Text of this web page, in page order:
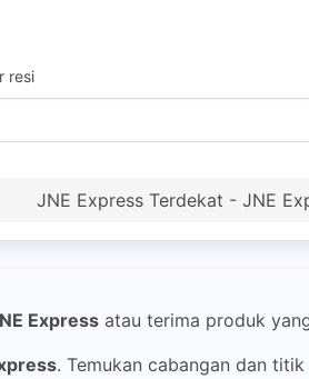
resi
JNE Express Terdekat - JNE
Express atau terima produk
. Temukan cabangan dan